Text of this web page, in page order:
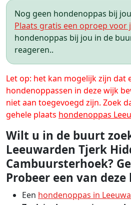
Nog geen hondenoppas bij
Plaats gratis een oproep voor
hondenoppas bij jou in de
reageren..
Let op: het kan mogelijk zijn dat
hondenoppassen in deze wijk
niet aan toegevoegd zijn. Zoek
gehele plaats hondenoppas
Wilt u in de buurt
Leeuwarden Tjerk
Cambuursterhoek?
Probeer een van deze
Een hondenoppas in